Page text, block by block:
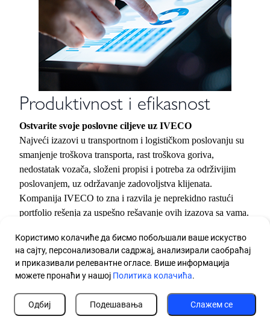
Produktivnost i efikasnost
Ostvarite svoje poslovne ciljeve uz IVECO
Najveći izazovi u transportnom i logističkom poslovanju su
smanjenje troškova transporta, rast troškova goriva,
nedostatak vozača, složeni propisi i potreba za održivijim
poslovanjem, uz održavanje zadovoljstva klijenata.
Kompanija IVECO to zna i razvila je neprekidno rastući
portfolio rešenja za uspešno rešavanje ovih izazova sa vama.
Oslanjamo se na povezanost, digitalizaciju i analizu
podataka kako bismo vam pomogli da povećate efikasnost
voznog parka, smanjite operativne troškove i da povećate
Saznajte više
Користимо колачиће да бисмо побољшали ваше искуство
на сајту, персонализовали садржај, анализирали саобраћај
и приказивали релевантне огласе. Више информација
можете пронаћи у нашој Политика колачића.
Слажем се
Подешавања
Одбиј